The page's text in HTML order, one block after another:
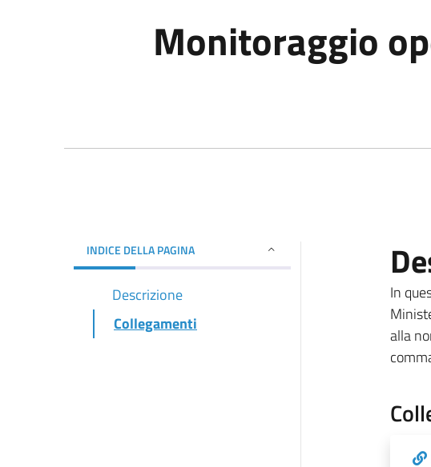
Monitoraggio
INDICE DELLA PAGINA
Descrizione
Collegamenti
In
alla